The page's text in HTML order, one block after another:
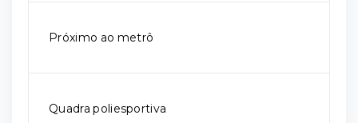
Próximo ao metrô
Quadra poliesportiva